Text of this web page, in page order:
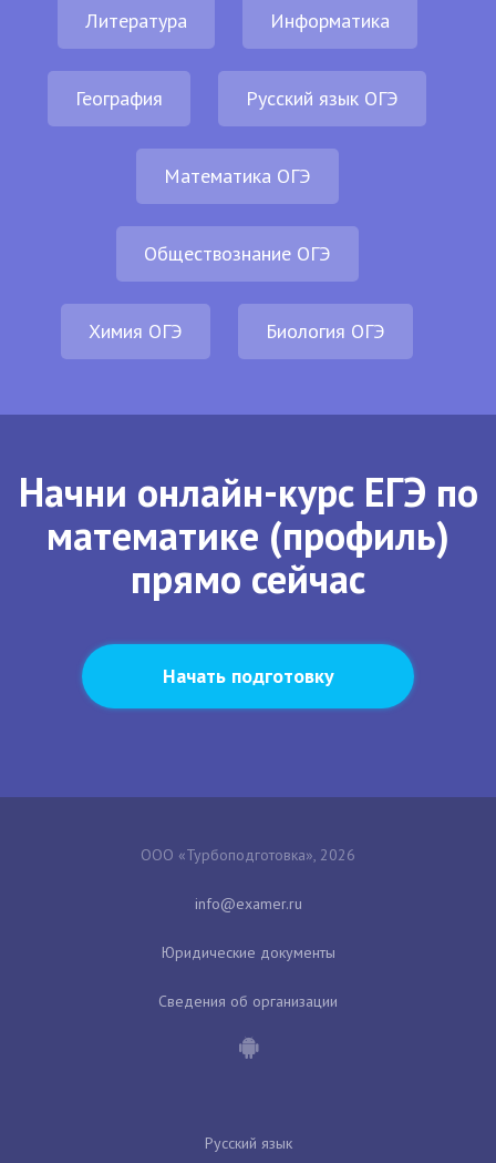
Литература Информатика
География Русский язык ОГЭ
Математика ОГЭ
Обществознание ОГЭ
Химия ОГЭ Биология ОГЭ
Начни онлайн-курс ЕГЭ по
математике (профиль)
прямо сейчас
Начать подготовку
ООО «Турбоподготовка», 2026
Юридические документы
Сведения об организации
Русский язык